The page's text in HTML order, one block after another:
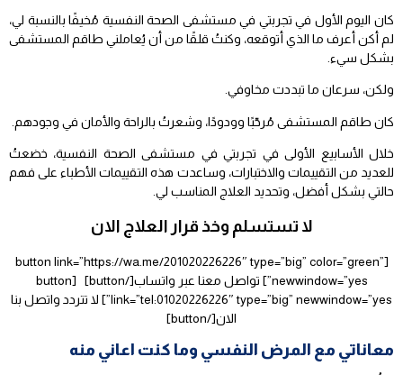
كان اليوم الأول في تجربتي في مستشفى الصحة النفسية مُخيفًا بالنسبة لي،
لم أكن أعرف ما الذي أتوقعه، وكنتُ قلقًا من أن يُعاملني طاقم المستشفى
بشكل سيء.
ولكن، سرعان ما تبددت مخاوفي.
كان طاقم المستشفى مُرحّبًا وودودًا، وشعرتُ بالراحة والأمان في وجودهم.
خلال الأسابيع الأولى في تجربتي في مستشفى الصحة النفسية، خضعتُ
للعديد من التقييمات والاختبارات، وساعدت هذه التقييمات الأطباء على فهم
حالتي بشكل أفضل، وتحديد العلاج المناسب لي.
لا تستسلم وخذ قرار العلاج الان
[button link=”https://wa.me/201020226226″ type=”big” color=”green”
newwindow=”yes”] تواصل معنا عبر واتساب[/button] [button
link=”tel:01020226226″ type=”big” newwindow=”yes”] لا تتردد واتصل بنا
الان[/button]
معاناتي مع المرض النفسي وما كنت اعاني منه